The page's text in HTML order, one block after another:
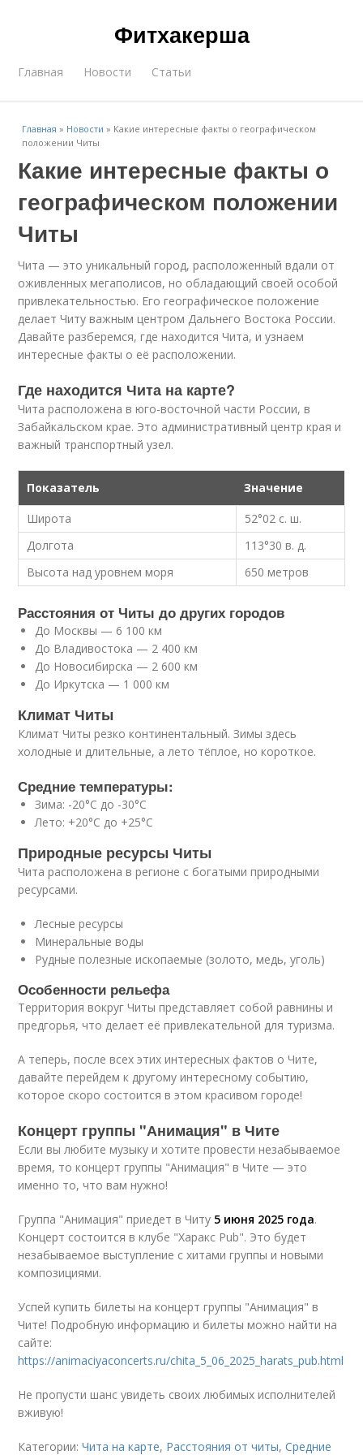
Фитхакерша
Главная Новости Статьи
Главная » Новости » Какие интересные факты о географическом
положении Читы
Какие интересные факты о
географическом положении
Читы
Чита — это уникальный город, расположенный вдали от
оживленных мегаполисов, но обладающий своей особой
привлекательностью. Его географическое положение
делает Читу важным центром Дальнего Востока России.
Давайте разберемся, где находится Чита, и узнаем
интересные факты о её расположении.
Где находится Чита на карте?
Чита расположена в юго-восточной части России, в
Забайкальском крае. Это административный центр края и
важный транспортный узел.
Показатель
Значение
Широта
52°02 с. ш.
Долгота
113°30 в. д.
Высота над уровнем моря
650 метров
Расстояния от Читы до других городов
До Москвы — 6 100 км
До Владивостока — 2 400 км
До Новосибирска — 2 600 км
До Иркутска — 1 000 км
Климат Читы
Климат Читы резко континентальный. Зимы здесь
холодные и длительные, а лето тёплое, но короткое.
Средние температуры:
Зима: -20°C до -30°C
Лето: +20°C до +25°C
Природные ресурсы Читы
Чита расположена в регионе с богатыми природными
ресурсами.
Лесные ресурсы
Минеральные воды
Рудные полезные ископаемые (золото, медь, уголь)
Особенности рельефа
Территория вокруг Читы представляет собой равнины и
предгорья, что делает её привлекательной для туризма.
А теперь, после всех этих интересных фактов о Чите,
давайте перейдем к другому интересному событию,
которое скоро состоится в этом красивом городе!
Концерт группы "Анимация" в Чите
Если вы любите музыку и хотите провести незабываемое
время, то концерт группы "Анимация" в Чите — это
именно то, что вам нужно!
Группа "Анимация" приедет в Читу 5 июня 2025 года.
Концерт состоится в клубе "Харакс Pub". Это будет
незабываемое выступление с хитами группы и новыми
композициями.
Успей купить билеты на концерт группы "Анимация" в
Чите! Подробную информацию и билеты можно найти на
сайте:
https://animaciyaconcerts.ru/chita_5_06_2025_harats_pub.html
Не пропусти шанс увидеть своих любимых исполнителей
вживую!
Категории:Чита на карте, Расстояния от читы,Средние